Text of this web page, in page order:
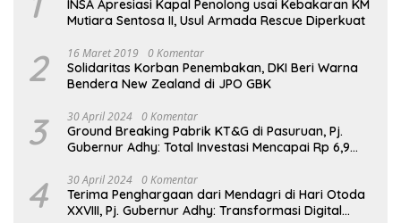
INSA Apresiasi Kapal Penolong usai Kebakaran KM
Mutiara Sentosa II, Usul Armada Rescue Diperkuat
2 16 Maret 2019 0 Komentar
Solidaritas Korban Penembakan, DKI Beri Warna
Bendera New Zealand di JPO GBK
3 30 April 2024 0 Komentar
Ground Breaking Pabrik KT&G di Pasuruan, Pj.
Gubernur Adhy: Total Investasi Mencapai Rp 6,9
4 30 April 2024 0 Komentar
Terima Penghargaan dari Mendagri di Hari Otoda
XXVIII, Pj. Gubernur Adhy: Transformasi Digital